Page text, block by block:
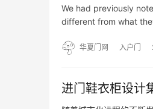
We had previously
different from what
华夏门网 入户门
进门鞋衣柜设计